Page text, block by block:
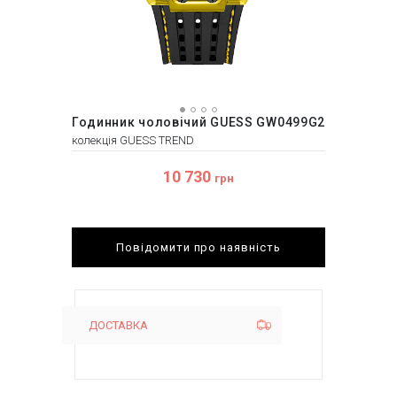
Годинник чоловічий GUESS GW0499G2
колекція GUESS TREND
10 730 грн
Повідомити про наявність
ДОСТАВКА